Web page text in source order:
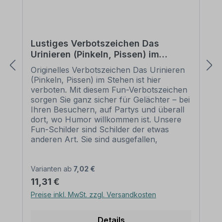
Lustiges Verbotszeichen Das
Urinieren (Pinkeln, Pissen) im
Stehen ist hier verboten
Originelles Verbotszeichen Das Urinieren
(Pinkeln, Pissen) im Stehen ist hier
verboten. Mit diesem Fun-Verbotszeichen
sorgen Sie ganz sicher für Gelächter – bei
Ihren Besuchern, auf Partys und überall
dort, wo Humor willkommen ist. Unsere
Fun-Schilder sind Schilder der etwas
anderen Art. Sie sind ausgefallen,
deutlich ab. Fun-Schilder oder
Dekoschilder können bedenkenlos auf
Privatgrundstücken eingesetzt oder als
originelles Geschenk weitergegeben
als Standardschilder oder in einer
Varianten ab 7,02 €
Regulärer Preis:
11,31 €
Preise inkl. MwSt. zzgl. Versandkosten
Details